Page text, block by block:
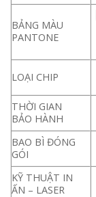
BẢNG MÀU
PANTONE
LOẠI CHIP
THỜI GIAN
BẢO HÀNH
BAO BÌ ĐÓNG
GÓI
KỸ THUẬT IN
ẤN – LASER